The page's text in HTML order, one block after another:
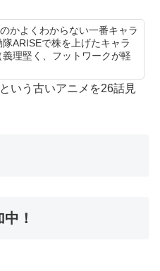
かよくわからない一番キャラ
ARISEで株を上げたキャラ
理堅く、フットワークが軽
いう古いアニメを26話見
！